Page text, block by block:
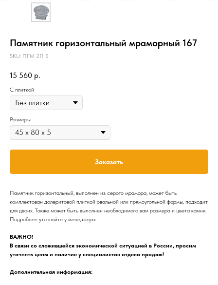
Памятник горизонтальный мраморный 167
SKU: ПГМ 211 Б
15 560 р.
C плиткой
Размеры
Заказать
Памятник горизонтальный, выполнен из серого мрамора, может быть
комплектован долеритовой плиткой овальной или прямоугольной формы, подходит
для двоих. Также может быть выполнен необходимого вам размера и цвета камня.
Подробнее уточняйте у менеджера
ВАЖНО!
В связи со сложившейся экономической ситуацией в России, просим
уточнять цены и наличие у специалистов отдела продаж!
Дополнительная информация: